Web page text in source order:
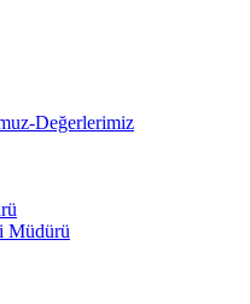
Değerlerimiz
Müdürü